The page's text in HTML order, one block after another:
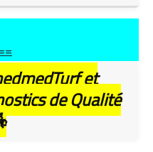
et
de Qualité